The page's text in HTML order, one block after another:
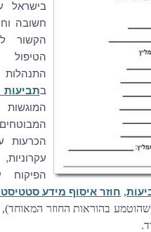
בישראל
חשובה
הקשור
ב
הכרעות
הפיקוח
, חוזר איסוף מידע
בהוראות החוזר המאוחד),